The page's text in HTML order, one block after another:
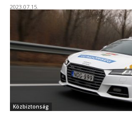
2023.07.15.
Közbiztonság